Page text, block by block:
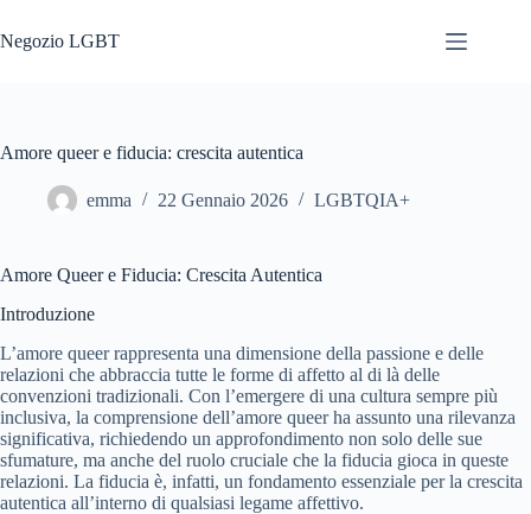
al
contenuto
Negozio LGBT
Amore queer e fiducia: crescita autentica
emma 22 Gennaio 2026 LGBTQIA+
Amore Queer e Fiducia: Crescita Autentica
Introduzione
L’amore queer rappresenta una dimensione della passione e delle
relazioni che abbraccia tutte le forme di affetto al di là delle
convenzioni tradizionali. Con l’emergere di una cultura sempre più
inclusiva, la comprensione dell’amore queer ha assunto una rilevanza
significativa, richiedendo un approfondimento non solo delle sue
sfumature, ma anche del ruolo cruciale che la fiducia gioca in queste
relazioni. La fiducia è, infatti, un fondamento essenziale per la crescita
autentica all’interno di qualsiasi legame affettivo.